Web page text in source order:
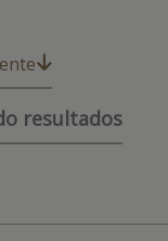
resultados